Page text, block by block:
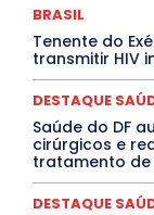
MEIO
MÚSICA
Paraíba
Santa
TÁ
BRASIL
Tenente do
transmitir HIV
DESTAQUE
Saúde do DF
cirúrgicos e
tratamento de
DESTAQUE